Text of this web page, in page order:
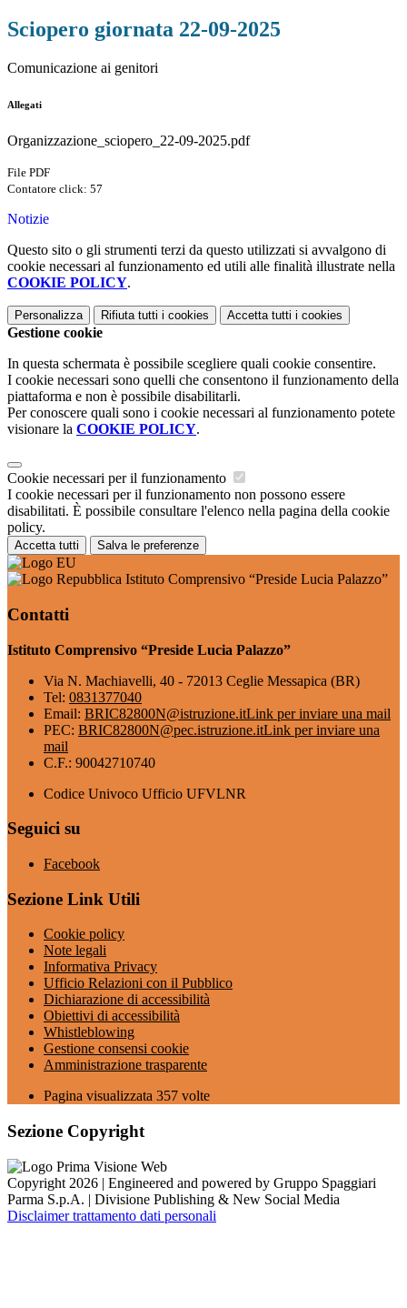
Sciopero giornata 22-09-2025
Comunicazione ai genitori
Allegati
Organizzazione_sciopero_22-09-2025.pdf
File PDF
Contatore click: 57
Notizie
Questo sito o gli strumenti terzi da questo utilizzati si avvalgono di
cookie necessari al funzionamento ed utili alle finalità illustrate nella
COOKIE POLICY.
Personalizza Rifiuta tutti i cookies Accetta tutti i cookies
Gestione cookie
In questa schermata è possibile scegliere quali cookie consentire.
I cookie necessari sono quelli che consentono il funzionamento della
piattaforma e non è possibile disabilitarli.
Per conoscere quali sono i cookie necessari al funzionamento potete
visionare la COOKIE POLICY.
Cookie necessari per il funzionamento
I cookie necessari per il funzionamento non possono essere
disabilitati. È possibile consultare l'elenco nella pagina della cookie
policy.
Accetta tutti Salva le preferenze
Istituto Comprensivo “Preside Lucia Palazzo”
Contatti
Istituto Comprensivo “Preside Lucia Palazzo”
Via N. Machiavelli, 40 - 72013 Ceglie Messapica (BR)
Tel: 0831377040
Email: BRIC82800N@istruzione.itLink per inviare una mail
PEC: BRIC82800N@pec.istruzione.itLink per inviare una
mail
C.F.: 90042710740
Codice Univoco Ufficio UFVLNR
Seguici su
Facebook
Sezione Link Utili
Cookie policy
Note legali
Informativa Privacy
Ufficio Relazioni con il Pubblico
Dichiarazione di accessibilità
Obiettivi di accessibilità
Whistleblowing
Gestione consensi cookie
Amministrazione trasparente
Pagina visualizzata 357 volte
Sezione Copyright
Copyright 2026 | Engineered and powered by Gruppo Spaggiari
Parma S.p.A. | Divisione Publishing & New Social Media
Disclaimer trattamento dati personali